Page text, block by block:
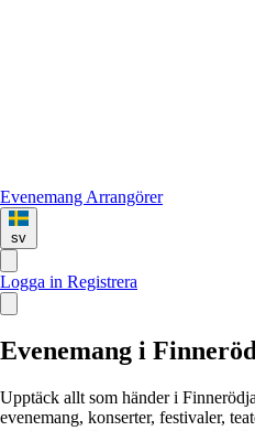
Evenemang Arrangörer
sv
Logga in Registrera
Evenemang i
Upptäck allt som händer i
evenemang, konserter, festivaler,